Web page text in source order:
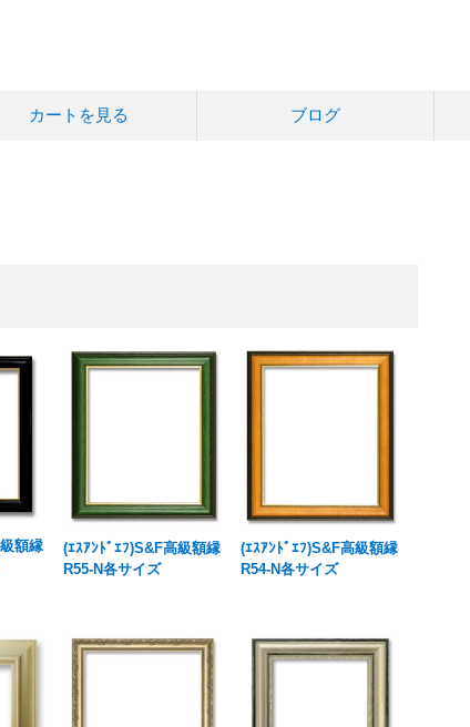
カートを見る ブログ
額縁
(ｴｽｱﾝﾄﾞｴﾌ)S&F高級額縁
R55-N各サイズ
(ｴｽｱﾝﾄﾞｴﾌ)S&F高級額縁
R54-N各サイズ